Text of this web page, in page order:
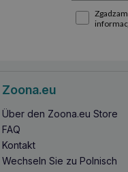
Zoona.eu
Über den Zoona.eu Store
FAQ
Kontakt
Wechseln Sie zu Polnisch